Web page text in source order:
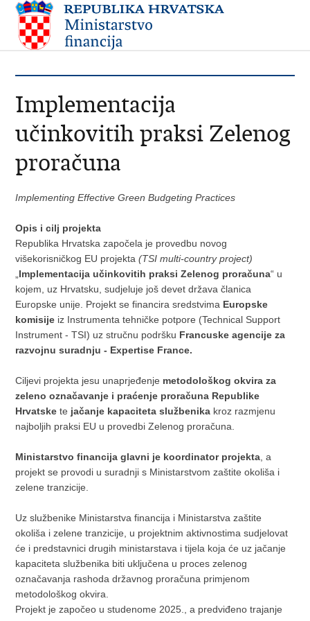
Implementacija
učinkovitih praksi Zelenog
proračuna
Implementing Effective Green Budgeting Practices
Opis i cilj projekta
Republika Hrvatska započela je provedbu novog
višekorisničkog EU projekta(TSI multi-country project)
Implementacija učinkovitih praksi Zelenog proračuna“ u
kojem, uz Hrvatsku, sudjeluje još devet država članica
Europske unije. Projekt se financira sredstvima Europske
komisije iz Instrumenta tehničke potpore (Technical Support
Instrument - TSI) uz stručnu podršku Francuske agencije za
razvojnu suradnju - Expertise France.
Ciljevi projekta jesu unaprjeđenje metodološkog okvira za
zeleno označavanje i praćenje proračuna Republike
Hrvatske te jačanje kapaciteta službenika kroz razmjenu
najboljih praksi EU u provedbi Zelenog proračuna.
Ministarstvo financija glavni je koordinator projekta , a
projekt se provodi u suradnji s Ministarstvom zaštite okoliša i
zelene tranzicije.
Uz službenike Ministarstva financija i Ministarstva zaštite
okoliša i zelene tranzicije, u projektnim aktivnostima sudjelovat
će i predstavnici drugih ministarstava i tijela koja će uz jačanje
kapaciteta službenika biti uključena u proces zelenog
označavanja rashoda državnog proračuna primjenom
metodološkog okvira.
Projekt je započeo u studenome 2025., a predviđeno trajanje